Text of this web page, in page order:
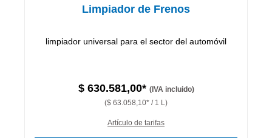
Limpiador de Frenos
limpiador universal para el sector del automóvil
$ 630.581,00* (IVA incluido)
($ 63.058,10* / 1 L)
Artículo de tarifas